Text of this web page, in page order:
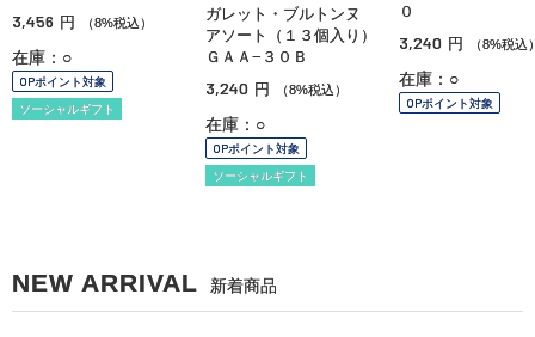
3,456 円 （8%税込）
在庫：○
OPポイント対象
ソーシャルギフト
ガレット・ブルトンヌ
アソート（１３個入り）
ＧＡＡ−３０Ｂ
3,240 円 （8%税込）
在庫：○
OPポイント対象
ソーシャルギフト
０
3,240 円 （8%税込
在庫：○
OPポイント対象
NEW ARRIVAL 新着商品